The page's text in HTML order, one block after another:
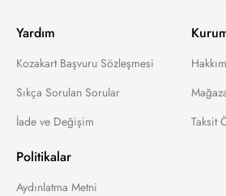
Yardım
Kozakart Başvuru Sözleşmesi
Sıkça Sorulan Sorular
İade ve Değişim
Taksit
Politikalar
Aydınlatma Metni